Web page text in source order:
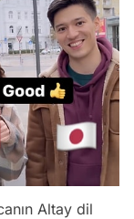
Altay dil